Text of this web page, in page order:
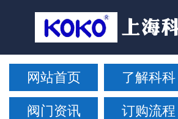
网站首页 了解科科
阀门资讯 订购流程